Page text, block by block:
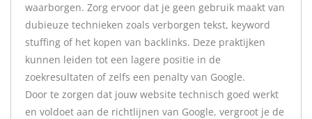
waarborgen. Zorg ervoor dat je geen gebruik maakt van
dubieuze technieken zoals verborgen tekst, keyword
stuffing of het kopen van backlinks. Deze praktijken
kunnen leiden tot een lagere positie in de
zoekresultaten of zelfs een penalty van Google.
Door te zorgen dat jouw website technisch goed werkt
en voldoet aan de richtlijnen van Google, vergroot je de